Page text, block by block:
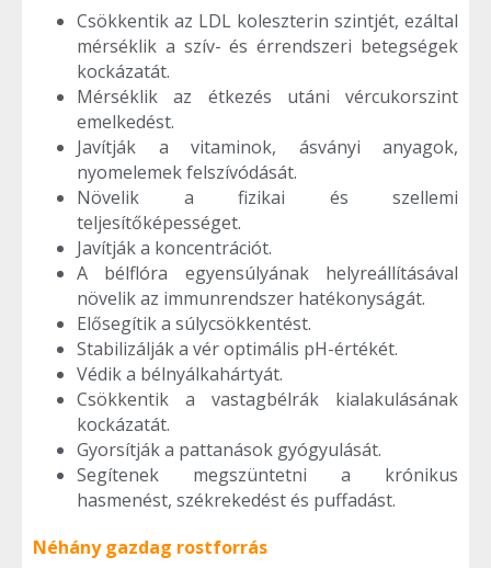
Csökkentik az LDL koleszterin szintjét, ezáltal
mérséklik a szív- és érrendszeri betegségek
kockázatát.
Mérséklik az étkezés utáni vércukorszint
emelkedést.
Javítják a vitaminok, ásványi anyagok,
nyomelemek felszívódását.
Növelik a fizikai és szellemi
teljesítőképességet.
Javítják a koncentrációt.
A bélflóra egyensúlyának helyreállításával
növelik az immunrendszer hatékonyságát.
Elősegítik a súlycsökkentést.
Stabilizálják a vér optimális pH-értékét.
Védik a bélnyálkahártyát.
Csökkentik a vastagbélrák kialakulásának
kockázatát.
Gyorsítják a pattanások gyógyulását.
Segítenek megszüntetni a krónikus
hasmenést, székrekedést és puffadást.
Néhány gazdag rostforrás